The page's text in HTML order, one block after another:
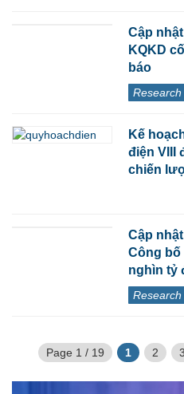
Cập
KQKD
báo
Research
Kế
điện VIII
chiến
Cập
Công bố
nghìn tỷ
Research
Page 1 / 19 1 2 3